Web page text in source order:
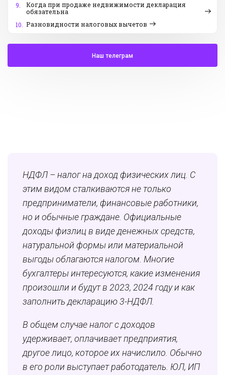
9.
Когда при продаже недвижимости декларация
обязательна
10. Разновидности налоговых вычетов
Наш телеграм
НДФЛ – налог на доход физических лиц. С
этим видом сталкиваются не только
предприниматели, финансовые работники,
но и обычные граждане. Официальные
доходы физлиц в виде денежных средств,
натуральной формы или материальной
выгоды облагаются налогом. Многие
бухгалтеры интересуются, какие изменения
произошли и будут в 2023, 2024 году и как
заполнить декларацию 3-НДФЛ.
В общем случае налог с доходов
удерживает, оплачивает предприятия,
другое лицо, которое их начислило. Обычно
в его роли выступает работодатель. ЮЛ, ИП